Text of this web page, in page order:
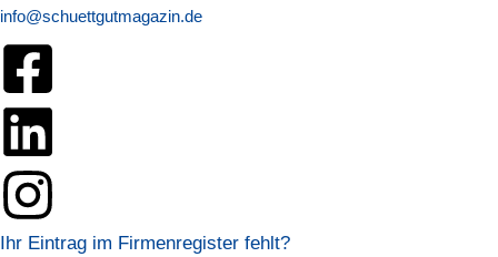
info@schuettgutmagazin.de
Ihr Eintrag im Firmenregister fehlt?